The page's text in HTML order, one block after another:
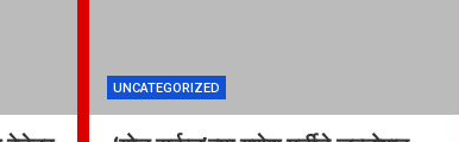
UNCATEGORIZED